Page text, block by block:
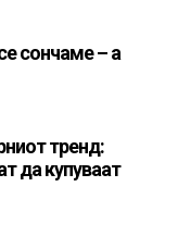
сончаме – а
тренд:
да купуваат